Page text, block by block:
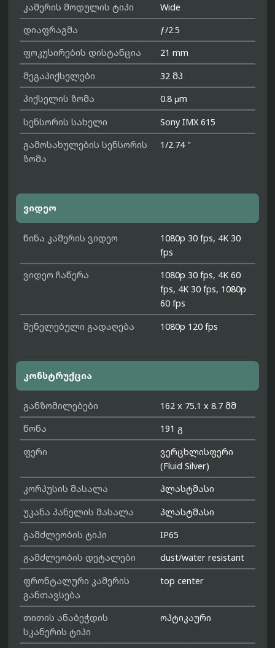
კამერის მოდულის ტიპი
Wide
დიაფრაგმა
ƒ/2.5
ფოკუსირების დისტანცია
21 mm
მეგაპიქსელები
32 მპ
პიქსელის ზომა
0.8 μm
სენსორის სახელი
Sony IMX 615
გამოსახულების სენსორის
ზომა
1/2.74 "
ვიდეო
წინა კამერის ვიდეო
1080p 30 fps, 4K 30
fps
ვიდეო ჩაწერა
1080p 30 fps, 4K 60
fps, 4K 30 fps, 1080p
60 fps
შენელებული გადაღება
1080p 120 fps
კონსტრუქცია
განზომილებები
162 x 75.1 x 8.7 მმ
წონა
191 გ
ფერი
ვერცხლისფერი
(Fluid Silver)
კორპუსის მასალა
პლასტმასი
უკანა პანელის მასალა
პლასტმასი
გამძლეობის ტიპი
IP65
გამძლეობის დეტალები
dust/water resistant
ფრონტალური კამერის
განთავსება
top center
თითის ანაბეჭდის
სკანერის ტიპი
ოპტიკაური